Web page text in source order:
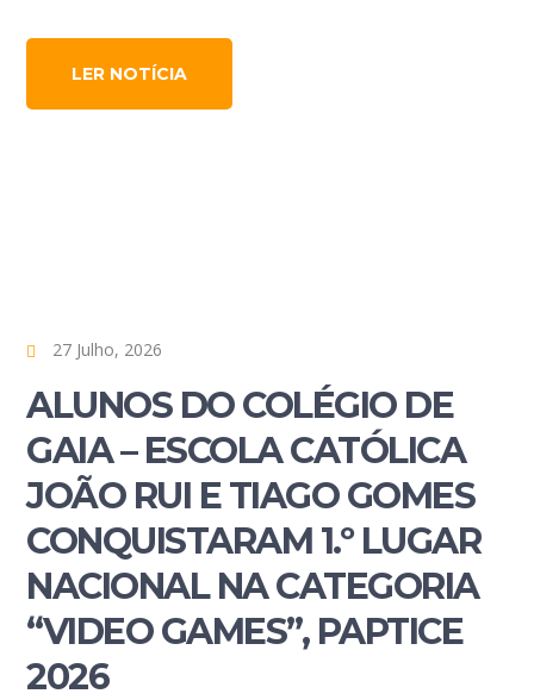
LER NOTÍCIA
27 Julho, 2026
ALUNOS DO COLÉGIO DE
GAIA – ESCOLA CATÓLICA
JOÃO RUI E TIAGO GOMES
CONQUISTARAM 1.º LUGAR
NACIONAL NA CATEGORIA
“VIDEO GAMES”, PAPTICE
2026